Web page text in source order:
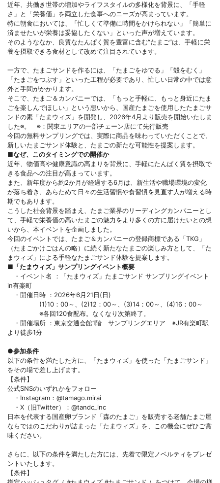
近年、共働き世帯の増加やライフスタイルの多様化を背景に、「手軽
さ」と「栄養価」を両立した食事へのニーズが高まっています。
特に朝食においては、「忙しくて準備に時間をかけられない」「簡単に
済ませたいが栄養は妥協したくない」といった声が増えています。
そのようななか、良質なたんぱく質を豊富に含む“たまご”は、手軽に栄
養を摂取できる食材として改めて注目されています。
一方で、たまごサンドを作るには、「たまごをゆでる」「殻をむく」
「たまごをつぶす」といった工程が必要であり、忙しい日常の中では意
外と手間がかかります。
そこで、たまご＆カンパニーでは、「もっと手軽に、もっと身近にたま
ごを楽しんでほしい」という想いから、国産たまごを使用したたまごサ
ンドの素「たまウィズ」を開発し、2026年4月より販売を開始いたしま
した※。 ※：関東エリアの一部チェーン店にて先行販売
今回の無料サンプリングでは、実際に商品を味わっていただくことで、
新しいたまごサンド体験と、たまごの新たな可能性を提案します。
■なぜ、このタイミングでの開催か
近年、物価高や健康意識の高まりを背景に、手軽にたんぱく質を摂取で
きる食品への注目が高まっています。
また、新年度から約2か月が経過する6月は、新生活や職場環境の変化
が落ち着き、あらためて日々の生活習慣や食習慣を見直す人が増える時
期でもあります。
こうした社会背景を踏まえ、たまご業界のリーディングカンパニーとし
て、手軽で栄養価の高いたまごの魅力をより多くの方に届けたいとの想
いから、本イベントを企画しました。
今回のイベントでは、たまご＆カンパニーの登録商標である「TKG」
（たまごかけごはんの略）に続く新たなたまごの楽しみ方として、「た
まウィズ」による手軽なたまごサンド体験を提案します。
■「たまウィズ」サンプリングイベント概要
・イベント名 ：「たまウィズ」たまごサンド サンプリングイベント
in有楽町
・開催日時 ：2026年6月21日(日)
(1)10：00～、(2)12：00～、(3)14：00～、(4)16：00～
※各回120食配布。なくなり次第終了。
・開催場所 ：東京交通会館1階 サンプリングエリア ※JR有楽町駅
より徒歩1分
●参加条件
以下の条件を満たした方に、「たまウィズ」を使った「たまごサンド」
をその場で差し上げます。
【条件】
公式SNSのいずれかをフォロー
・Instagram：@tamago.mirai
・X（旧Twitter）：@tandc_inc
日本を代表する国産卵ブランド「森のたまご」を販売する老舗たまご屋
ならではのこだわりが詰まった「たまウィズ」を、この機会にぜひご賞
味ください。
さらに、以下の条件を満たした方には、先着で限定ノベルティをプレゼ
ントいたします。
【条件】